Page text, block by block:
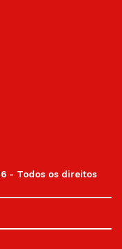
- Todos os direitos